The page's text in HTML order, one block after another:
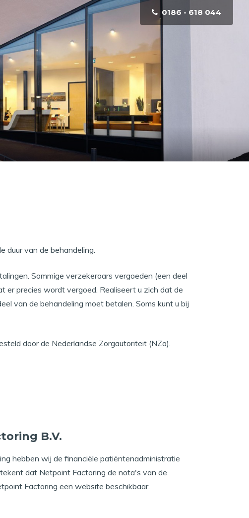
0186 - 618 044
duur van de behandeling.
Sommige verzekeraars vergoeden (een deel
er precies wordt vergoed. Realiseert u zich dat de
van de behandeling moet betalen. Soms kunt u bij
door de Nederlandse Zorgautoriteit (NZa).
B.V.
hebben wij de financiële patiëntenadministratie
dat Netpoint Factoring de nota's van de
Factoring een website beschikbaar.